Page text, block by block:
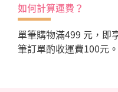
如何計算運費？
單筆購物滿499 元，即
筆訂單酌收運費100元。